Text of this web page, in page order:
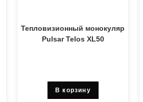
Тепловизионный монокуляр
Pulsar Telos XL50
В корзину